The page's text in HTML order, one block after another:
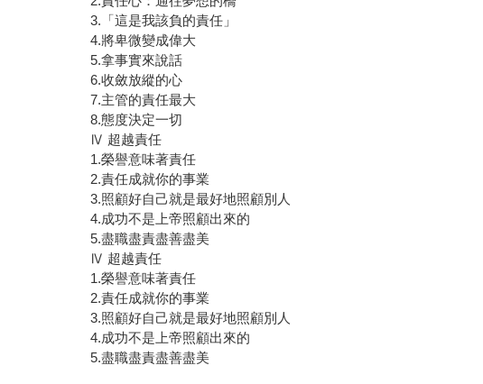
3.「這是我該負的責任」
4.將卑微變成偉大
5.拿事實來說話
6.收斂放縱的心
7.主管的責任最大
8.態度決定一切
Ⅳ 超越責任
1.榮譽意味著責任
2.責任成就你的事業
3.照顧好自己就是最好地照顧別人
4.成功不是上帝照顧出來的
5.盡職盡責盡善盡美
Ⅳ 超越責任
1.榮譽意味著責任
2.責任成就你的事業
3.照顧好自己就是最好地照顧別人
4.成功不是上帝照顧出來的
5.盡職盡責盡善盡美